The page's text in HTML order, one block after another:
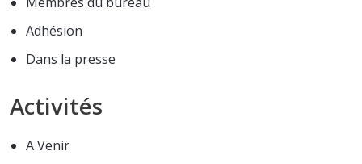
Adhésion
Dans la presse
Activités
A Venir